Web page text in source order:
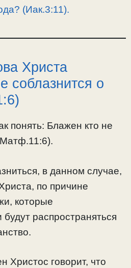
(Иак.3:11).
Христа
соблазнится о
понять: Блажен кто не
в данном случае,
по причине
которые
распространяться
Христос говорит, что